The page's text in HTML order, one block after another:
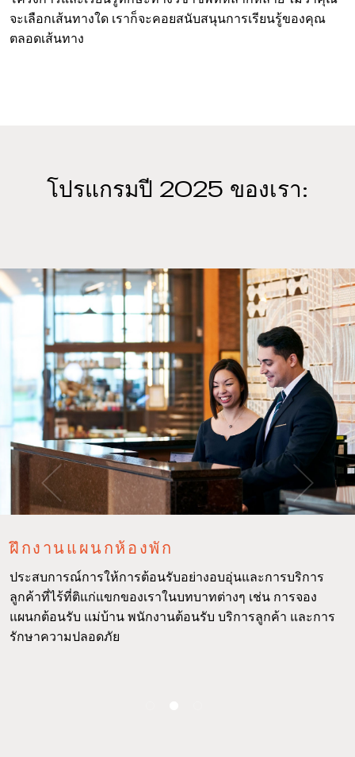
จะเลือกเส้นทางใด เราก็จะคอยสนับสนุนการเรียนรู้ของคุณ
ตลอดเส้นทาง
โปรแกรมปี 2025 ของเรา:
ฝึกงานแผนกห้องพัก
ประสบการณ์การให้การต้อนรับอย่างอบอุ่นและการบริการ
ลูกค้าที่ไร้ที่ติแก่แขกของเราในบทบาทต่างๆ เช่น การจอง
แผนกต้อนรับ แม่บ้าน พนักงานต้อนรับ บริการลูกค้า และการ
รักษาความปลอดภัย